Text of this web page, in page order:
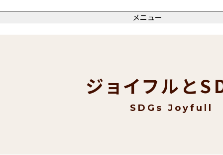
メニュー
ジョイフルと
SDGs Joyfull